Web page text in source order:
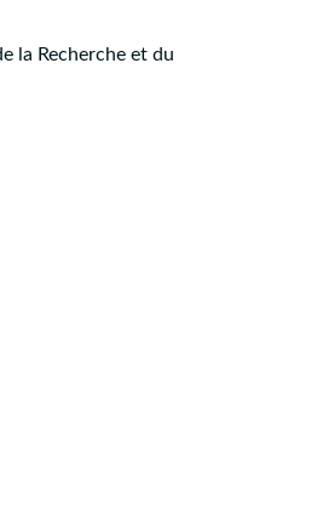
la Recherche et du